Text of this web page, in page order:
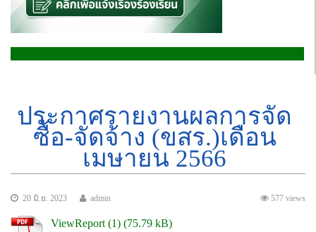
ประกาศรายงานผลการจัด
ซื้อ-จัดจ้าง (ขสร.)เดือน
เมษายน 2566
20 มิ.ย. 2023 577 views
admin
ViewReport (1)